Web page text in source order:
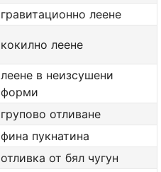
гравитационно леене
кокилно леене
леене в неизсушени
форми
групово отливане
фина пукнатина
отливка от бял чугун